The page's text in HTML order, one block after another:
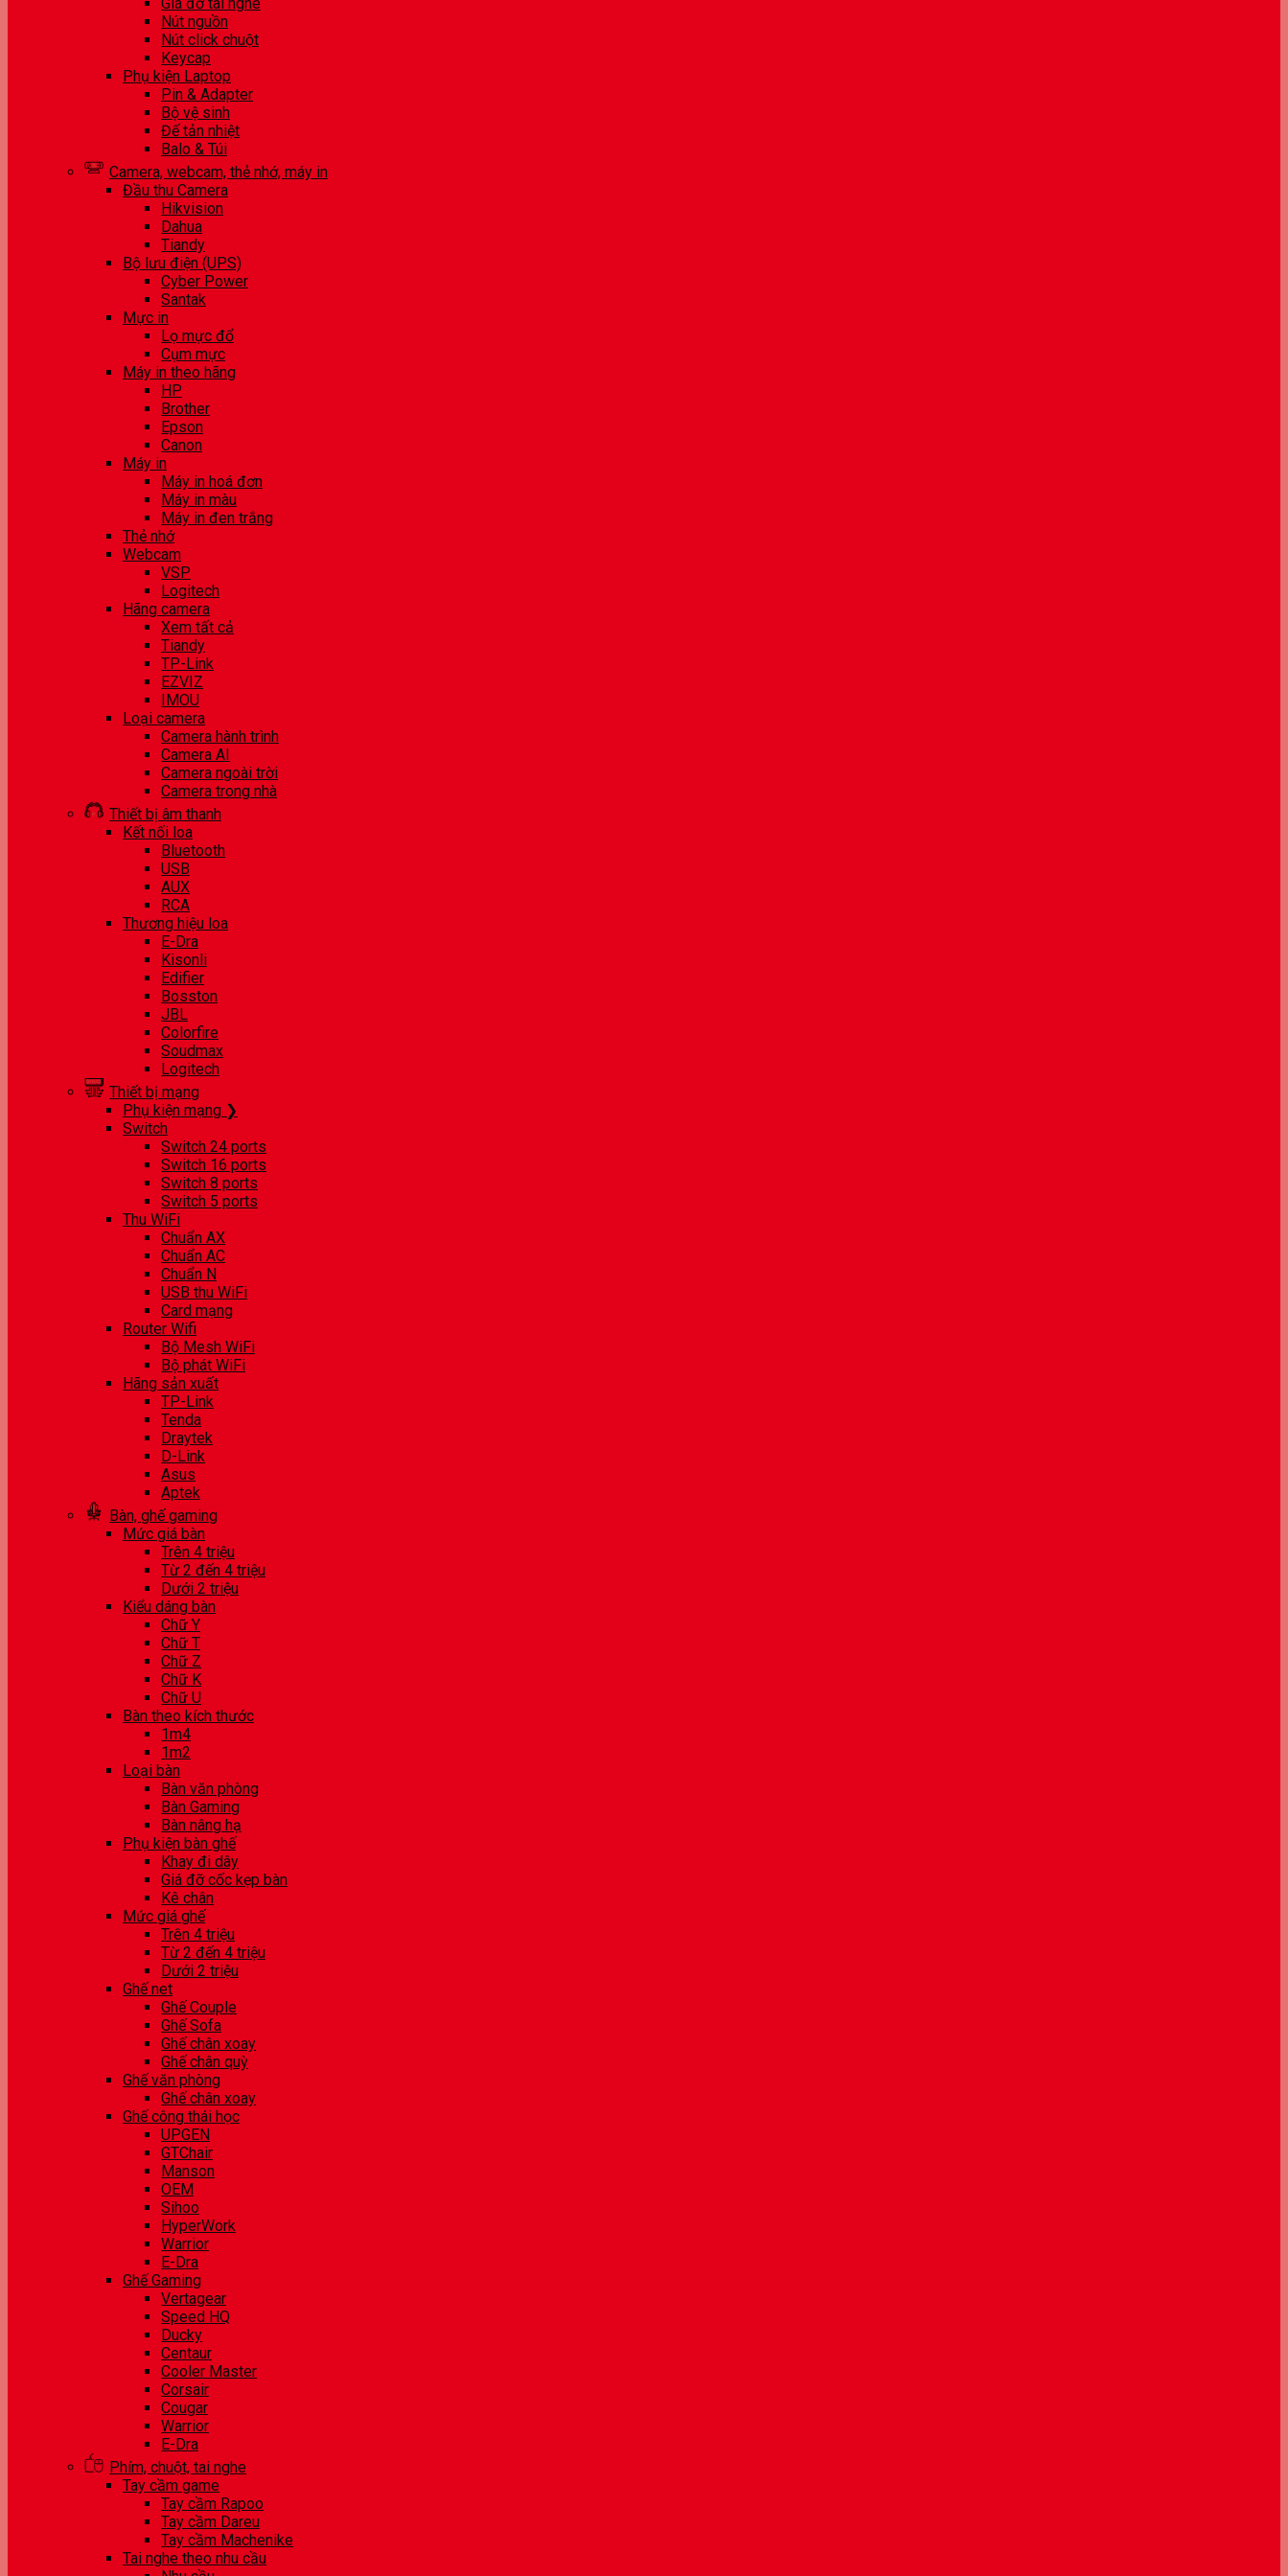
Nút nguồn
Nút click chuột
Keycap
Phụ kiện Laptop
Pin & Adapter
Bộ vệ sinh
Đế tản nhiệt
Balo & Túi
Camera, webcam, thẻ nhớ, máy in
Đầu thu Camera
Hikvision
Dahua
Tiandy
Bộ lưu điện (UPS)
Cyber Power
Santak
Mực in
Lọ mực đổ
Cụm mực
Máy in theo hãng
HP
Brother
Epson
Canon
Máy in
Máy in hoá đơn
Máy in màu
Máy in đen trắng
Thẻ nhớ
Webcam
VSP
Logitech
Hãng camera
Xem tất cả
Tiandy
TP-Link
EZVIZ
IMOU
Loại camera
Camera hành trình
Camera AI
Camera ngoài trời
Camera trong nhà
Thiết bị âm thanh
Kết nối loa
Bluetooth
USB
AUX
RCA
Thương hiệu loa
E-Dra
Kisonli
Edifier
Bosston
JBL
Colorfire
Soudmax
Logitech
Thiết bị mạng
Phụ kiện mạng ❯
Switch
Switch 24 ports
Switch 16 ports
Switch 8 ports
Switch 5 ports
Thu WiFi
Chuẩn AX
Chuẩn AC
Chuẩn N
USB thu WiFi
Card mạng
Router Wifi
Bộ Mesh WiFi
Bộ phát WiFi
Hãng sản xuất
TP-Link
Tenda
Draytek
D-Link
Asus
Aptek
Bàn, ghế gaming
Mức giá bàn
Trên 4 triệu
Từ 2 đến 4 triệu
Dưới 2 triệu
Kiểu dáng bàn
Chữ Y
Chữ T
Chữ Z
Chữ K
Chữ U
Bàn theo kích thước
1m4
1m2
Loại bàn
Bàn văn phòng
Bàn Gaming
Bàn nâng hạ
Phụ kiện bàn ghế
Khay đi dây
Giá đỡ cốc kẹp bàn
Kê chân
Mức giá ghế
Trên 4 triệu
Từ 2 đến 4 triệu
Dưới 2 triệu
Ghế net
Ghế Couple
Ghế Sofa
Ghế chân xoay
Ghế chân quỳ
Ghế văn phòng
Ghế chân xoay
Ghế công thái học
UPGEN
GTChair
Manson
OEM
Sihoo
HyperWork
Warrior
E-Dra
Ghế Gaming
Vertagear
Speed HQ
Ducky
Centaur
Cooler Master
Corsair
Cougar
Warrior
E-Dra
Phím, chuột, tai nghe
Tay cầm game
Tay cầm Rapoo
Tay cầm Dareu
Tay cầm Machenike
Tai nghe theo nhu cầu